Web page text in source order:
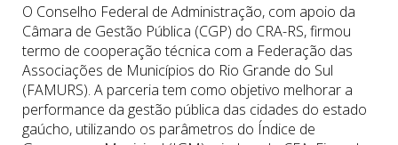
O Conselho Federal de Administração, com apoio da
Câmara de Gestão Pública (CGP) do CRA-RS, firmou
termo de cooperação técnica com a Federação das
Associações de Municípios do Rio Grande do Sul
(FAMURS). A parceria tem como objetivo melhorar a
performance da gestão pública das cidades do estado
gaúcho, utilizando os parâmetros do Índice de